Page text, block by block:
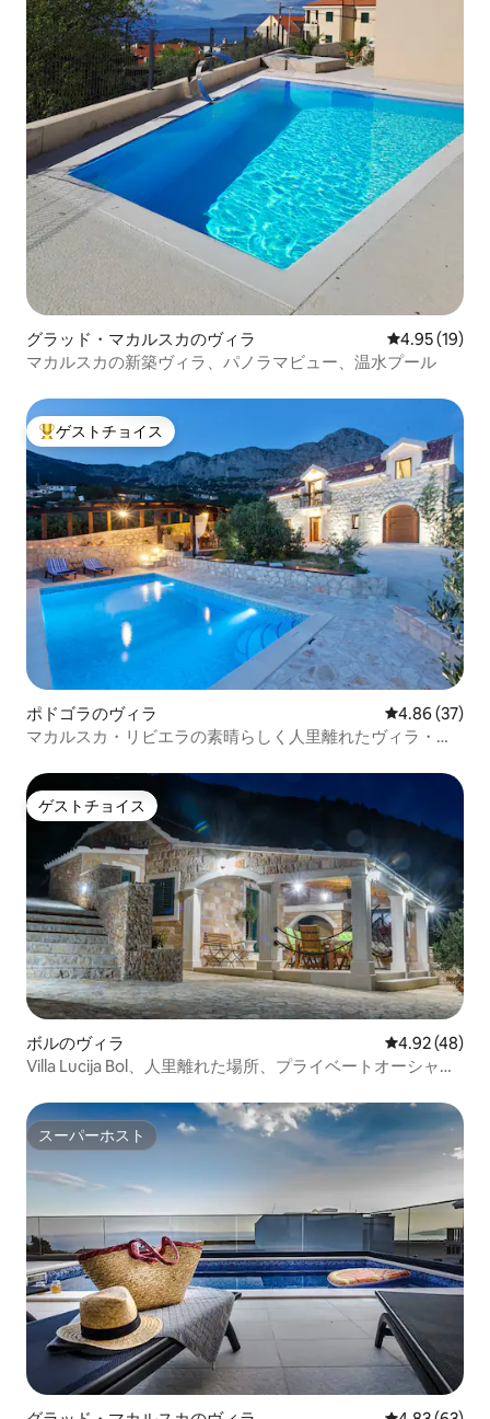
グラッド・マカルスカのヴィラ レビュー19
4.95 (19)
マカルスカの新築ヴィラ、パノラマビュー、温水プール
大好評のゲストチョイスです。
ゲストチョイス
ポドゴラのヴィラ レビュー37
4.86 (37)
マカルスカ・リビエラの素晴らしく人里離れたヴィラ・オ
ゲストチョイス
ゲストチョイス
ボルのヴィラ レビュー48
4.92 (48)
Villa Lucija Bol、人里離れた場所、プライベートオーシャン
スーパーホスト
スーパーホスト